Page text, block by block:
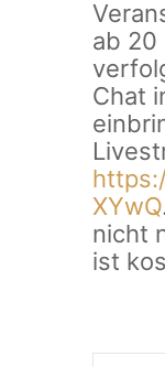
ab 20
Chat
XYwQ
nicht
ist